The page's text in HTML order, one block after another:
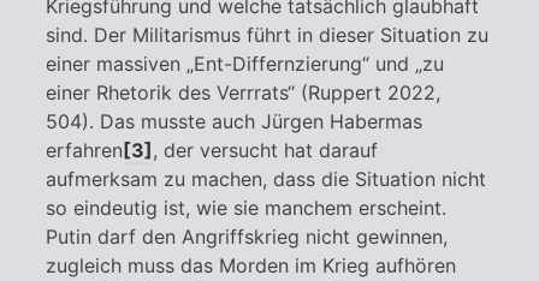
Kriegsführung und welche tatsächlich glaubhaft
sind. Der Militarismus führt in dieser Situation zu
einer massiven „Ent-Differnzierung“ und „zu
einer Rhetorik des Verrrats“ (Ruppert 2022,
504). Das musste auch Jürgen Habermas
erfahren [3] , der versucht hat darauf
aufmerksam zu machen, dass die Situation nicht
so eindeutig ist, wie sie manchem erscheint.
Putin darf den Angriffskrieg nicht gewinnen,
zugleich muss das Morden im Krieg aufhören